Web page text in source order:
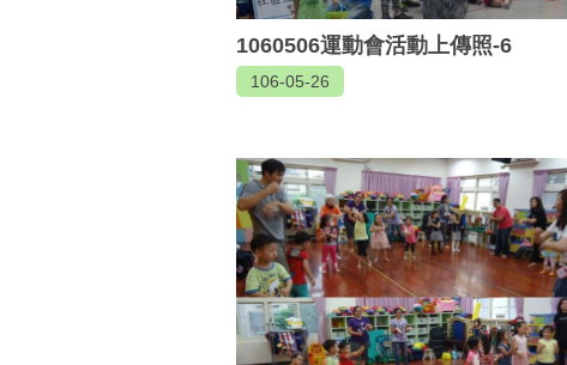
1060506運動會活動上傳照-6
106-05-26